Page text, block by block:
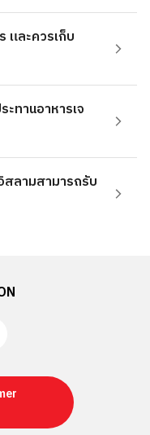
และควรเก็บ
ทานอาหารเจ
ลามสามารถรับ